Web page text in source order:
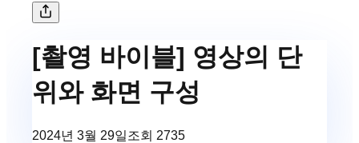
[촬영 바이블] 영상의 단
위와 화면 구성
2024년 3월 29일조회 2735